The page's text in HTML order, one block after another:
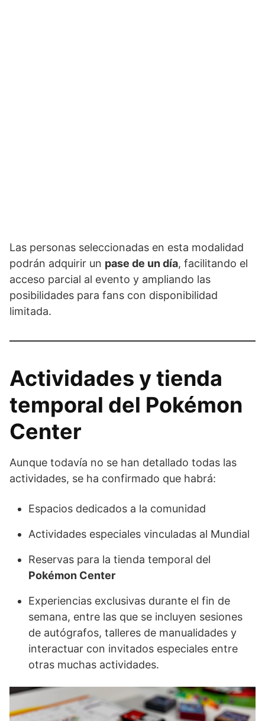
Las personas seleccionadas en esta modalidad
podrán adquirir un pase de un día, facilitando el
acceso parcial al evento y ampliando las
posibilidades para fans con disponibilidad
limitada.
Actividades y tienda
temporal del Pokémon
Center
Aunque todavía no se han detallado todas las
actividades, se ha confirmado que habrá:
Espacios dedicados a la comunidad
Actividades especiales vinculadas al Mundial
Reservas para la tienda temporal del
Pokémon Center
Experiencias exclusivas durante el fin de
semana, entre las que se incluyen sesiones
de autógrafos, talleres de manualidades y
interactuar con invitados especiales entre
otras muchas actividades.